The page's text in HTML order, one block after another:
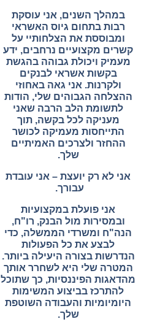
במהלך השנים, אני עוסקת
רבות בתחום גיוס האשראי
ומבוססת את הצלחותיי על
קשרים מקצועיים נרחבים, ידע
מעמיק ויכולת גבוהה בהגשת
בקשות אשראי לבנקים
ולקרנות. אני גאה באחוזי
ההצלחה הגבוהים שלי, הודות
לתשומת הלב הרבה שאני
מעניקה לכל בקשה, תוך
התייחסות מעמיקה לכושר
ההחזר ולצרכים האמיתיים
שלך.
אני לא רק יועצת – אני עובדת
עבורך.
אני פועלת במקצועיות
ובמסירות מול הבנק, רו"ח,
הנה"ח ומשרדי הממשלה, כדי
לבצע את כל הפעולות
הנדרשות בצורה היעילה ביותר.
המטרה שלי היא לשחרר אותך
מהדאגות הפיננסיות, כך שתוכל
להתרכז בביצוע המשימות
היומיומיות והעבודה השוטפת
שלך.